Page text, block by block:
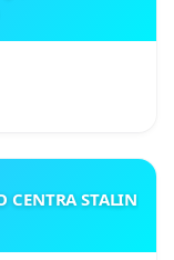
CENTRA STALIN